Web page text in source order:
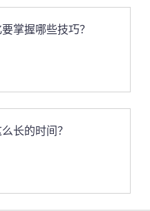
掌握哪些技巧？
长的时间？